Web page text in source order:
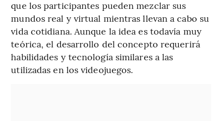
que los participantes pueden mezclar sus
mundos real y virtual mientras llevan a cabo su
vida cotidiana. Aunque la idea es todavía muy
teórica, el desarrollo del concepto requerirá
habilidades y tecnología similares a las
utilizadas en los videojuegos.